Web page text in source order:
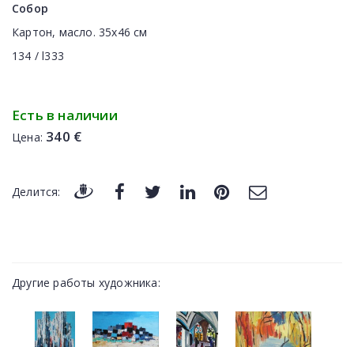
Собор
Картон, масло. 35х46 см
134 / l333
Есть в наличии
Цена: 340 €
Делится:
Другие работы художника: